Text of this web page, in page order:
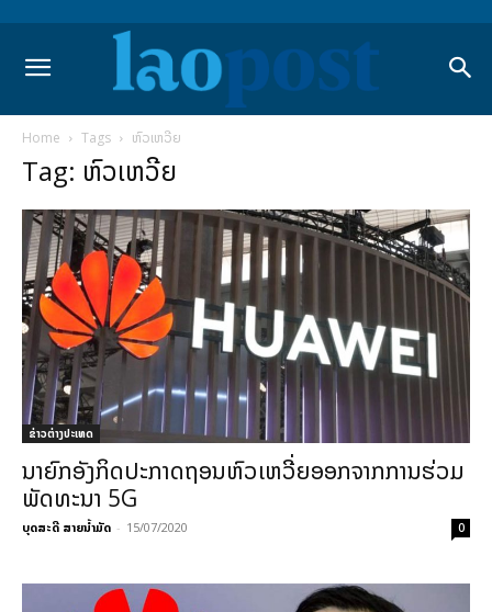
Home Tags ຫົວເຫວີຍ
Tag: ຫົວເຫວີຍ
ຂ່າວຕ່າງປະເທດ
ນາຍົກອັງກິດປະກາດຖອນຫົວເຫວີ່ຍອອກຈາກການຮ່ວມ
ພັດທະນາ 5G
ບຸດສະດີ ສາຍນ້ຳມັດ - 15/07/2020 0